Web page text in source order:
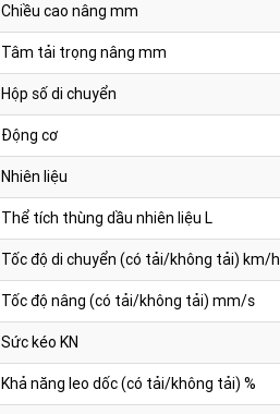
Chiều cao nâng mm
Tâm tải trọng nâng mm
Hộp số di chuyển
Động cơ
Nhiên liệu
Thể tích thùng dầu nhiên liệu L
Tốc độ di chuyển (có tải/không tải) km/h
Tốc độ nâng (có tải/không tải) mm/s
Sức kéo KN
Khả năng leo dốc (có tải/không tải) %